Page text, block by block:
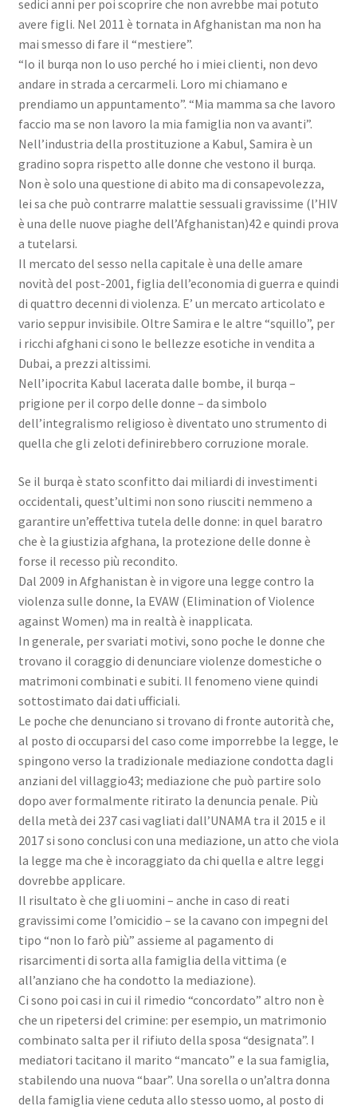
sedici anni per poi scoprire che non avrebbe mai potuto
avere figli. Nel 2011 è tornata in Afghanistan ma non ha
mai smesso di fare il “mestiere”.
“Io il burqa non lo uso perché ho i miei clienti, non devo
andare in strada a cercarmeli. Loro mi chiamano e
prendiamo un appuntamento”. “Mia mamma sa che lavoro
faccio ma se non lavoro la mia famiglia non va avanti”.
Nell’industria della prostituzione a Kabul, Samira è un
gradino sopra rispetto alle donne che vestono il burqa.
Non è solo una questione di abito ma di consapevolezza,
lei sa che può contrarre malattie sessuali gravissime (l’HIV
è una delle nuove piaghe dell’Afghanistan)42 e quindi prova
a tutelarsi.
Il mercato del sesso nella capitale è una delle amare
novità del post-2001, figlia dell’economia di guerra e quindi
di quattro decenni di violenza. E’ un mercato articolato e
vario seppur invisibile. Oltre Samira e le altre “squillo”, per
i ricchi afghani ci sono le bellezze esotiche in vendita a
Dubai, a prezzi altissimi.
Nell’ipocrita Kabul lacerata dalle bombe, il burqa –
prigione per il corpo delle donne – da simbolo
dell’integralismo religioso è diventato uno strumento di
quella che gli zeloti definirebbero corruzione morale.
Se il burqa è stato sconfitto dai miliardi di investimenti
occidentali, quest’ultimi non sono riusciti nemmeno a
garantire un’effettiva tutela delle donne: in quel baratro
che è la giustizia afghana, la protezione delle donne è
forse il recesso più recondito.
Dal 2009 in Afghanistan è in vigore una legge contro la
violenza sulle donne, la EVAW (Elimination of Violence
against Women) ma in realtà è inapplicata.
In generale, per svariati motivi, sono poche le donne che
trovano il coraggio di denunciare violenze domestiche o
matrimoni combinati e subiti. Il fenomeno viene quindi
sottostimato dai dati ufficiali.
Le poche che denunciano si trovano di fronte autorità che,
al posto di occuparsi del caso come imporrebbe la legge, le
spingono verso la tradizionale mediazione condotta dagli
anziani del villaggio43; mediazione che può partire solo
dopo aver formalmente ritirato la denuncia penale. Più
della metà dei 237 casi vagliati dall’UNAMA tra il 2015 e il
2017 si sono conclusi con una mediazione, un atto che viola
la legge ma che è incoraggiato da chi quella e altre leggi
dovrebbe applicare.
Il risultato è che gli uomini – anche in caso di reati
gravissimi come l’omicidio – se la cavano con impegni del
tipo “non lo farò più” assieme al pagamento di
risarcimenti di sorta alla famiglia della vittima (e
all’anziano che ha condotto la mediazione).
Ci sono poi casi in cui il rimedio “concordato” altro non è
che un ripetersi del crimine: per esempio, un matrimonio
combinato salta per il rifiuto della sposa “designata”. I
mediatori tacitano il marito “mancato” e la sua famiglia,
stabilendo una nuova “baar”. Una sorella o un’altra donna
della famiglia viene ceduta allo stesso uomo, al posto di